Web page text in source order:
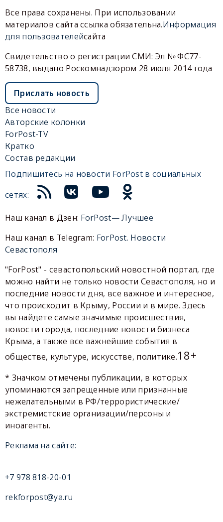
Все права сохранены. При использовании
материалов сайта ссылка обязательна.Информация
для пользователейсайта
Свидетельство о регистрации СМИ: Эл № ФС77-
58738, выдано Роскомнадзором 28 июля 2014 года
Прислать новость
Все новости
Авторские колонки
ForPost-TV
Кратко
Состав редакции
Подпишитесь на новости ForPost в социальных
сетях:
Наш канал в Дзен: ForPost— Лучшее
Наш канал в Telegram: ForPost. Новости
Севастополя
"ForPost" - севастопольский новостной портал, где
можно найти не только новости Севастополя, но и
последние новости дня, все важное и интересное,
что происходит в Крыму, России и в мире. Здесь
вы найдете самые значимые происшествия,
новости города, последние новости бизнеса
Крыма, а также все важнейшие события в
обществе, культуре, искусстве, политике.18+
* Значком отмечены публикации, в которых
упоминаются запрещенные или признанные
нежелательными в РФ/террористические/
экстремистские организации/персоны и
иноагенты.
Реклама на сайте:
+7 978 818-20-01
rekforpost@ya.ru